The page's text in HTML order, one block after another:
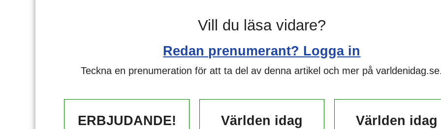
Vill du läsa vidare?
Redan prenumerant? Logga in
Teckna en prenumeration för att ta del av denna artikel och mer på
ERBJUDANDE!
Världen idag
Världen idag